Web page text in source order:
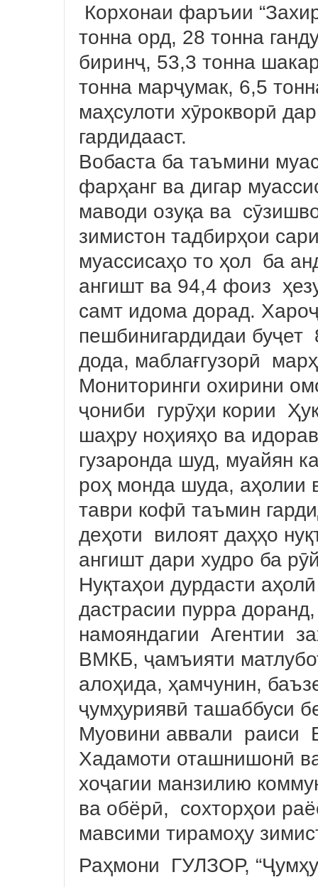
Корхонаи фаръии
тонна орд, 28 тонна
биринҷ, 53,3 тонна
тонна марҷумак, 6,5
маҳсулоти хӯрокворӣ
гардидааст.
Вобаста ба таъмини
фарҳанг ва дигар
маводи озуқа ва
зимистон тадбирҳои
муассисаҳо то ҳол ба
ангишт ва 94,4 фоиз
самт идома дорад.
пешбинигардидаи
дода, маблағгузорӣ
Мониторинги охирини
ҷониби гурӯҳи кории
шаҳру ноҳияҳо ва
гузаронда шуд, муайян
роҳ монда шуда, аҳолии
таври кофӣ таъмин
деҳоти вилоят даҳҳо
ангишт дари худро ба
Нуқтаҳои дурдасти
дастрасии пурра
намояндагии Агентии
ВМКБ, ҷамъияти
алоҳида, ҳамчунин,
ҷумҳуриявӣ ташаббуси
Муовини аввали раиси
Хадамоти оташнишонӣ
хоҷагии манзилию
ва обёрӣ, сохторҳои
мавсими тирамоҳу
Раҳмони ГУЛЗОР,